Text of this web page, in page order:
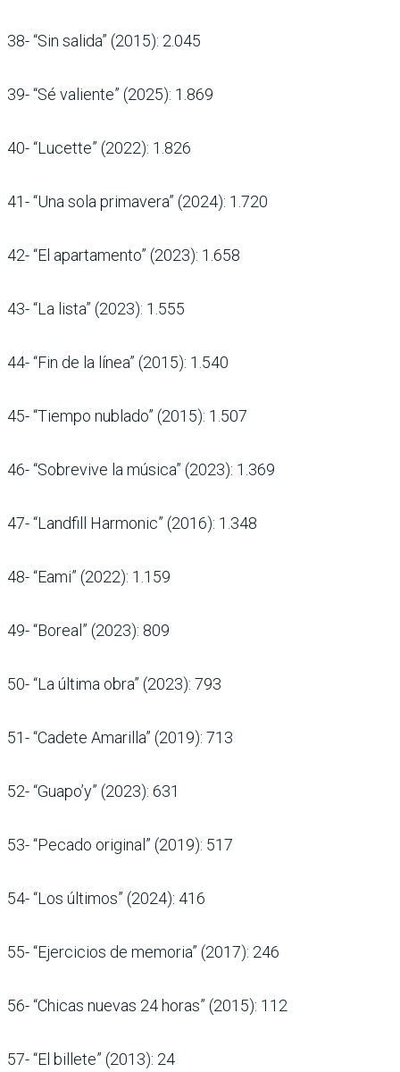
38- “Sin salida” (2015): 2.045
39- “Sé valiente” (2025): 1.869
40- “Lucette” (2022): 1.826
41- “Una sola primavera” (2024): 1.720
42- “El apartamento” (2023): 1.658
43- “La lista” (2023): 1.555
44- “Fin de la línea” (2015): 1.540
45- “Tiempo nublado” (2015): 1.507
46- “Sobrevive la música” (2023): 1.369
47- “Landfill Harmonic” (2016): 1.348
48- “Eami” (2022): 1.159
49- “Boreal” (2023): 809
50- “La última obra” (2023): 793
51- “Cadete Amarilla” (2019): 713
52- “Guapo’y” (2023): 631
53- “Pecado original” (2019): 517
54- “Los últimos” (2024): 416
55- “Ejercicios de memoria” (2017): 246
56- “Chicas nuevas 24 horas” (2015): 112
57- “El billete” (2013): 24